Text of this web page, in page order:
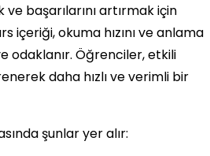
başarılarını artırmak için
içeriği, okuma hızını ve anlama
odaklanır. Öğrenciler, etkili
daha hızlı ve verimli bir
şunlar yer alır: